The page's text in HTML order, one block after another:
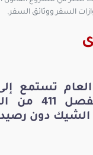
السفر ووثائق السفر.
تستمع
العدل حول
الشيك دون رصيد